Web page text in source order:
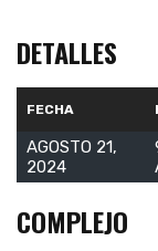
DETALLES
FECHA
AGOSTO 21,
2024
COMPLEJO